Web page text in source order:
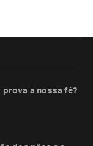
prova a nossa fé?